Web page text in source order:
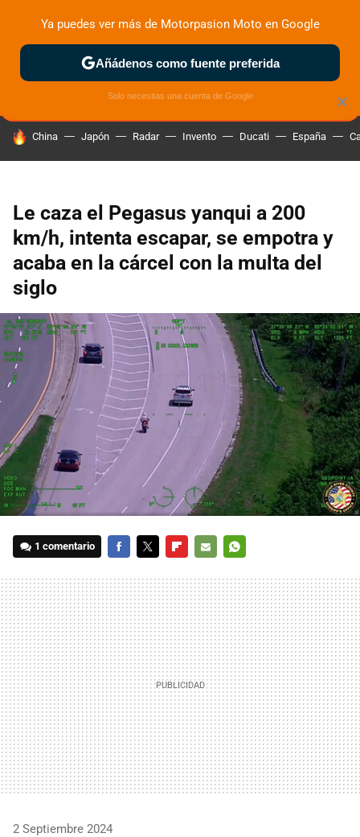
ZONA DE PRUEBAS DEPORTIVAS MOTOS ELÉCTRICAS
HOY SE HABLA DE
China Japón Radar Invento Ducati España
Le caza el Pegasus yanqui a 200
km/h, intenta escapar, se empotra y
acaba en la cárcel con la multa del
siglo
1 comentario
MAIL
2 Septiembre 2024
×
Ya puedes ver más de Motorpasion Moto en Google
Añádenos como fuente preferida
Solo necesitas una cuenta de Google